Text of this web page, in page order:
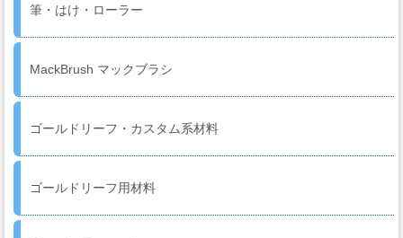
プ
サ
ー・
ー
筆・はけ・ローラー
MackBrush マックブラシ
ゴールドリーフ・カスタム系材料
ゴールドリーフ用材料